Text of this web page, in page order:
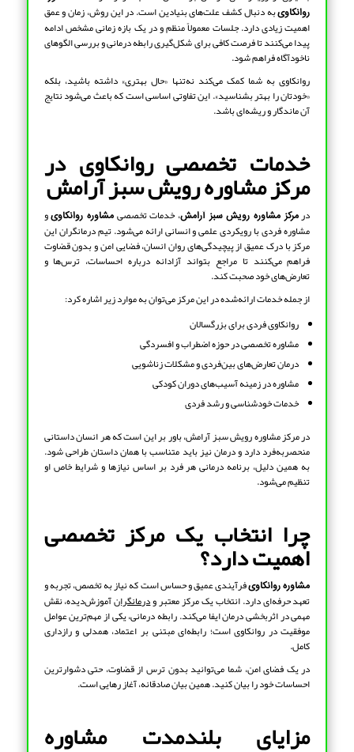
روانکاویبه دنبال کشف علت‌های بنیادین است. در این روش، زمان و عمق
اهمیت زیادی دارد. جلسات معمولاً منظم و در یک بازه زمانی مشخص ادامه
پیدا می‌کنند تا فرصت کافی برای شکل‌گیری رابطه درمانی و بررسی الگوهای
ناخودآگاه فراهم شود.
روانکاوی به شما کمک می‌کند نه‌تنها «حال بهتری» داشته باشید، بلکه
«خودتان را بهتر بشناسید». این تفاوتی اساسی است که باعث می‌شود نتایج
آن ماندگار و ریشه‌ای باشد.
خدمات تخصصی روانکاوی در
مرکز مشاوره رویش سبز آرامش
درمرکز مشاوره رویش سبز آرامش، خدمات تخصصیمشاوره روانکاویو
مشاوره فردی با رویکردی علمی و انسانی ارائه می‌شود. تیم درمانگران این
مرکز با درک عمیق از پیچیدگی‌های روان انسان، فضایی امن و بدون قضاوت
فراهم می‌کنند تا مراجع بتواند آزادانه درباره احساسات، ترس‌ها و
تعارض‌های خود صحبت کند.
از جمله خدمات ارائه‌شده در این مرکز می‌توان به موارد زیر اشاره کرد:
روانکاوی فردی برای بزرگسالان
مشاوره تخصصی در حوزه اضطراب و افسردگی
درمان تعارض‌های بین‌فردی و مشکلات زناشویی
مشاوره در زمینه آسیب‌های دوران کودکی
خدمات خودشناسی و رشد فردی
در مرکز مشاوره رویش سبز آرامش، باور بر این است که هر انسان داستانی
منحصربه‌فرد دارد و درمان نیز باید متناسب با همان داستان طراحی شود.
به همین دلیل، برنامه درمانی هر فرد بر اساس نیازها و شرایط خاص او
تنظیم می‌شود.
چرا انتخاب یک مرکز تخصصی
اهمیت دارد؟
مشاوره روانکاویفرآیندی عمیق و حساس است که نیاز به تخصص، تجربه و
تعهد حرفه‌ای دارد. انتخاب یک مرکز معتبر ودرمانگرانآموزش‌دیده، نقش
مهمی در اثربخشی درمان ایفا می‌کند. رابطه درمانی، یکی از مهم‌ترین عوامل
موفقیت در روانکاوی است؛ رابطه‌ای مبتنی بر اعتماد، همدلی و رازداری
کامل.
در یک فضای امن، شما می‌توانید بدون ترس از قضاوت، حتی دشوارترین
احساسات خود را بیان کنید. همین بیان صادقانه، آغاز رهایی است.
مزایای بلندمدت مشاوره